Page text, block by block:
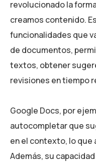
revolucionado la
creamos contenido.
funcionalidades que
de documentos,
textos, obtener
revisiones en tiempo
Google Docs, por
autocompletar que
en el contexto, lo que
Además, su